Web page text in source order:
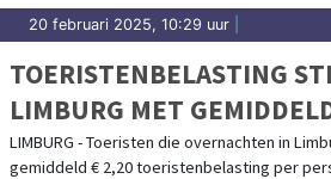
20 februari 2025, 10:29 uur
TOERISTENBELASTING
LIMBURG MET
LIMBURG - Toeristen die overnachten in
gemiddeld € 2,20 toeristenbelasting per